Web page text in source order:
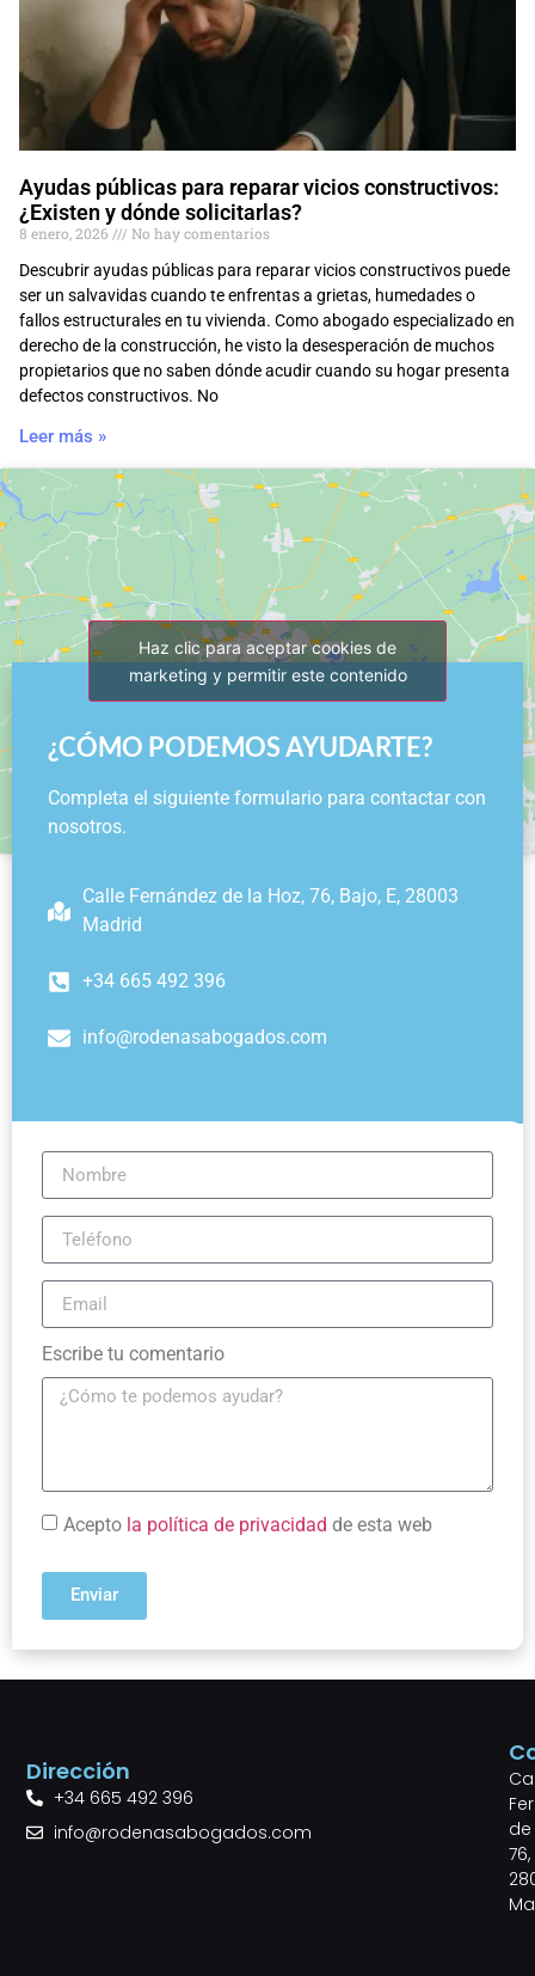
Ayudas públicas para reparar vicios constructivos:
¿Existen y dónde solicitarlas?
8 enero, 2026
No hay comentarios
Descubrir ayudas públicas para reparar vicios constructivos puede
ser un salvavidas cuando te enfrentas a grietas, humedades o
fallos estructurales en tu vivienda. Como abogado especializado en
derecho de la construcción, he visto la desesperación de muchos
propietarios que no saben dónde acudir cuando su hogar presenta
defectos constructivos. No
Leer más »
Haz clic para aceptar cookies de
marketing y permitir este contenido
¿CÓMO PODEMOS AYUDARTE?
Completa el siguiente formulario para contactar con
nosotros.
Calle Fernández de la Hoz, 76, Bajo, E, 28003
Madrid
+34 665 492 396
info@rodenasabogados.com
Escribe tu comentario
Acepto la política de privacidad de esta web
Enviar
de
76,
Dirección
+34 665 492 396
info@rodenasabogados.com